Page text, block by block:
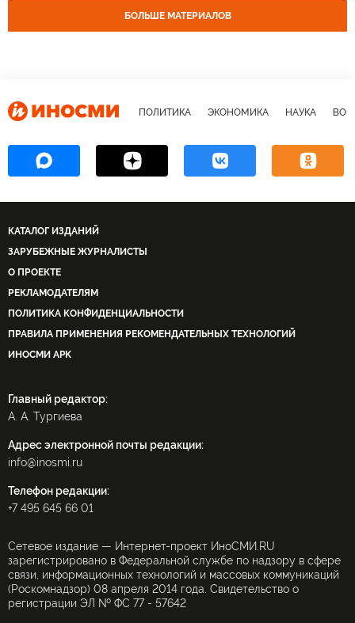
БОЛЬШЕ МАТЕРИАЛОВ
ПОЛИТИКА ЭКОНОМИКА НАУКА
КАТАЛОГ ИЗДАНИЙ
ЗАРУБЕЖНЫЕ ЖУРНАЛИСТЫ
О ПРОЕКТЕ
РЕКЛАМОДАТЕЛЯМ
ПОЛИТИКА КОНФИДЕНЦИАЛЬНОСТИ
ПРАВИЛА ПРИМЕНЕНИЯ РЕКОМЕНДАТЕЛЬНЫХ ТЕХНОЛОГИЙ
ИНОСМИ APK
Главный редактор:
А. А. Тургиева
Адрес электронной почты редакции:
info@inosmi.ru
Телефон редакции:
+7 495 645 66 01
Сетевое издание — Интернет-проект ИноСМИ.RU
зарегистрировано в Федеральной службе по надзору в сфере
связи, информационных технологий и массовых коммуникаций
(Роскомнадзор) 08 апреля 2014 года. Свидетельство о
регистрации ЭЛ № ФС 77 - 57642